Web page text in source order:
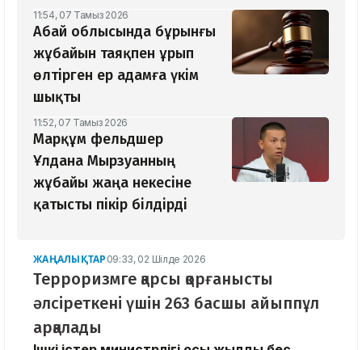
11:54, 07 Тамыз 2026
Абай облысында бұрынғы
жұбайын таяқпен ұрып
өлтірген ер адамға үкім
шықты
11:52, 07 Тамыз 2026
Марқұм фельдшер
Ұлдана Мырзуанның
жұбайы жаңа некесіне
қатысты пікір білдірді
ЖАҢАЛЫҚТАР 09:33, 02 Шілде 2026
Терроризмге қарсы қорғанысты
әлсіреткені үшін 263 басшы айыппұл
арқалады